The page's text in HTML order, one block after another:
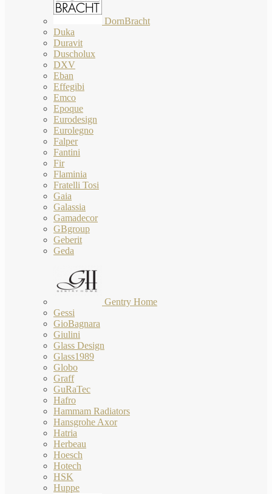
DornBracht
Duka
Duravit
Duscholux
DXV
Eban
Effegibi
Emco
Epoque
Eurodesign
Eurolegno
Falper
Fantini
Fir
Flaminia
Fratelli Tosi
Gaia
Galassia
Gamadecor
GBgroup
Geberit
Geda
Gentry Home
Gessi
GioBagnara
Giulini
Glass Design
Glass1989
Globo
Graff
GuRaTec
Hafro
Hammam Radiators
Hansgrohe Axor
Hatria
Herbeau
Hoesch
Hotech
HSK
Huppe